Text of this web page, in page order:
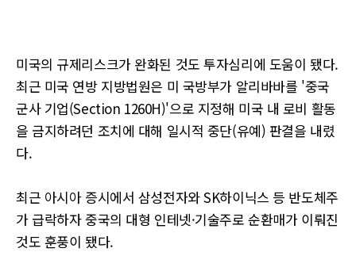
미국의 규제리스크가 완화된 것도 투자심리에 도움이 됐다.
최근 미국 연방 지방법원은 미 국방부가 알리바바를 '중국
군사 기업(Section 1260H)'으로 지정해 미국 내 로비 활동
을 금지하려던 조치에 대해 일시적 중단(유예) 판결을 내렸
다.
최근 아시아 증시에서 삼성전자와 SK하이닉스 등 반도체주
가 급락하자 중국의 대형 인테넷·기술주로 순환매가 이뤄진
것도 훈풍이 됐다.